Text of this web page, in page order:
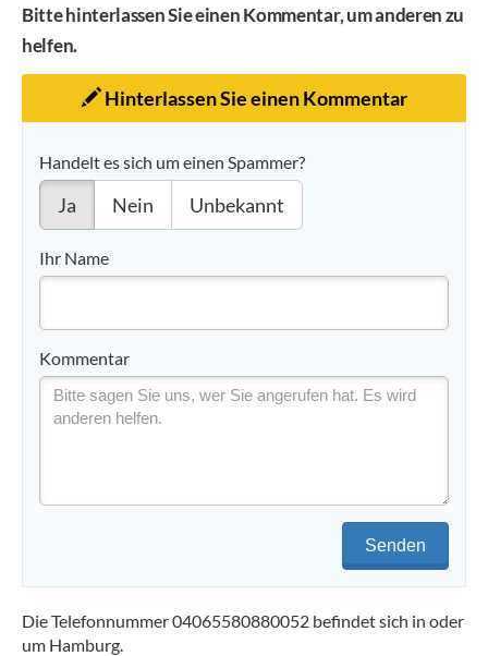
Bitte hinterlassen Sie einen Kommentar, um anderen zu
helfen.
Hinterlassen Sie einen Kommentar
Handelt es sich um einen Spammer?
Ja Nein Unbekannt
Ihr Name
Kommentar
Senden
Die Telefonnummer 04065580880052 befindet sich in oder
um Hamburg.